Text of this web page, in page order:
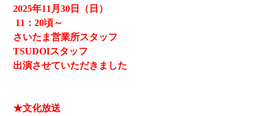
2025年11月30日（日）
11 ：20頃～
さいたま営業所スタッフ
TSUDOIスタッフ
出演させていただきました
★文化放送